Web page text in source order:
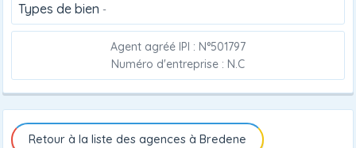
Types de bien -
Agent agréé IPI : N°501797
Numéro d'entreprise : N.C
Retour à la liste des agences à Bredene